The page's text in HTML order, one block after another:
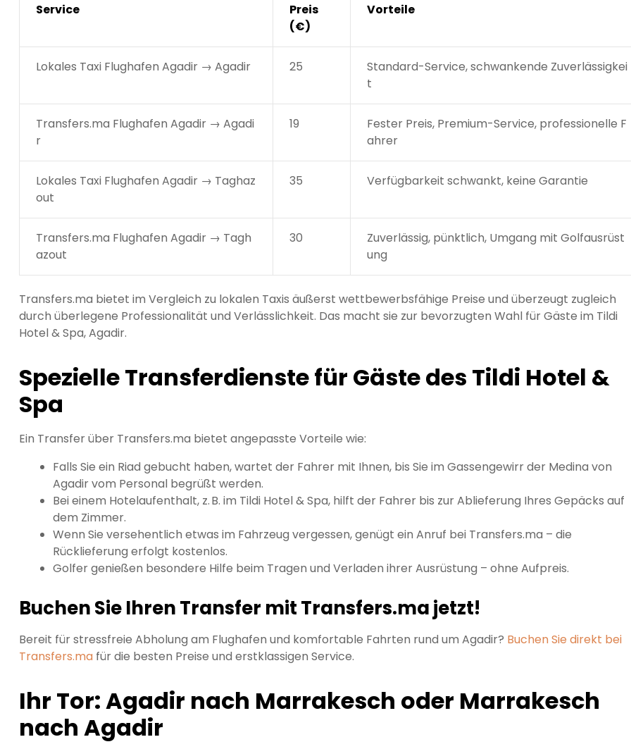
Service
Preis
(€)
Vorteile
Lokales Taxi Flughafen Agadir → Agadir 25
Standard-Service, schwankende Zuverlässigkei
t
Transfers.ma Flughafen Agadir → Agadi
r
19
Fester Preis, Premium-Service, professionelle F
ahrer
Lokales Taxi Flughafen Agadir → Taghaz
out
35 Verfügbarkeit schwankt, keine Garantie
Transfers.ma Flughafen Agadir → Tagh
azout
30
Zuverlässig, pünktlich, Umgang mit Golfausrüst
ung
Transfers.ma bietet im Vergleich zu lokalen Taxis äußerst wettbewerbsfähige Preise und überzeugt zugleich
durch überlegene Professionalität und Verlässlichkeit. Das macht sie zur bevorzugten Wahl für Gäste im Tildi
Hotel & Spa, Agadir.
Spezielle Transferdienste für Gäste des Tildi Hotel &
Spa
Ein Transfer über Transfers.ma bietet angepasste Vorteile wie:
Falls Sie ein Riad gebucht haben, wartet der Fahrer mit Ihnen, bis Sie im Gassengewirr der Medina von
Agadir vom Personal begrüßt werden.
Bei einem Hotelaufenthalt, z. B. im Tildi Hotel & Spa, hilft der Fahrer bis zur Ablieferung Ihres Gepäcks auf
dem Zimmer.
Wenn Sie versehentlich etwas im Fahrzeug vergessen, genügt ein Anruf bei Transfers.ma – die
Rücklieferung erfolgt kostenlos.
Golfer genießen besondere Hilfe beim Tragen und Verladen ihrer Ausrüstung – ohne Aufpreis.
Buchen Sie Ihren Transfer mit Transfers.ma jetzt!
Bereit für stressfreie Abholung am Flughafen und komfortable Fahrten rund um Agadir? Buchen Sie direkt bei
Transfers.ma für die besten Preise und erstklassigen Service.
Ihr Tor: Agadir nach Marrakesch oder Marrakesch
nach Agadir